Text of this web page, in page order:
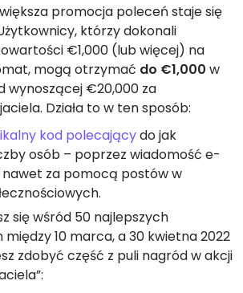
promocja poleceń staje się
którzy dokonali
€1,000 (lub więcej) na
mogą otrzymać do €1,000 w
wynoszącej €20,000 za
Działa to w ten sposób:
kod polecającydo jak
osób – poprzez wiadomość e-
nawet za pomocą postów w
się wśród 50 najlepszych
10 marca, a 30 kwietna 2022
zdobyć część z puli nagród w akcji